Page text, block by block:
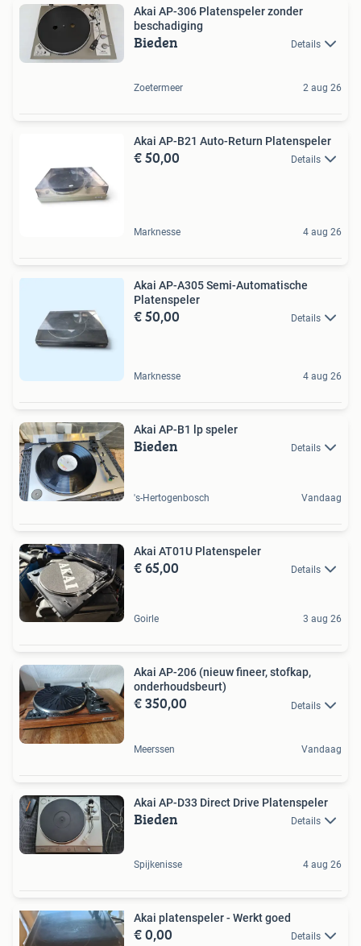
Akai AP-306 Platenspeler zonder
beschadiging
Bieden Details
Zoetermeer 2 aug 26
Akai AP-B21 Auto-Return Platenspeler
€ 50,00 Details
Marknesse 4 aug 26
Akai AP-A305 Semi-Automatische
Platenspeler
€ 50,00 Details
Marknesse 4 aug 26
Akai AP-B1 lp speler
Bieden Details
's-Hertogenbosch Vandaag
Akai AT01U Platenspeler
€ 65,00 Details
Goirle 3 aug 26
Akai AP-206 (nieuw fineer, stofkap,
onderhoudsbeurt)
€ 350,00 Details
Meerssen Vandaag
Akai AP-D33 Direct Drive Platenspeler
Bieden Details
Spijkenisse 4 aug 26
Akai platenspeler - Werkt goed
€ 0,00 Details